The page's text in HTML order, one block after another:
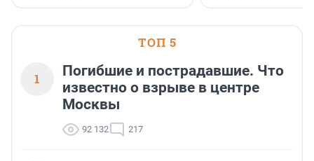
ТОП 5
1
Погибшие и пострадавшие. Что
известно о взрыве в центре
Москвы
92 132 217